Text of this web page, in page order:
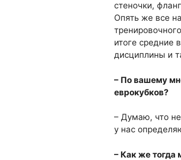
стеночки,
Опять же все
итоге средние
дисциплины и
– По вашему
еврокубков?
– Думаю, что
у нас
– Как же тогда